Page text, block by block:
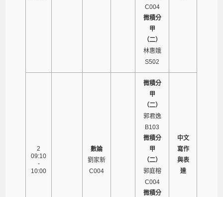
C004
微積分
甲
（二）
林惠娥
S502
2
09:10
-
10:00
數論
劉家新
C004
微積分
甲
（二）
郭君逸
B103
微積分
甲
（二）
郭庭榕
C004
微積分
中文
寫作
與表
達